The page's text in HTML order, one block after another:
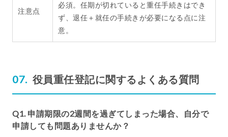
注意点
必須。任期が切れていると重任手続きはでき
ず、退任＋就任の手続きが必要になる点に注
意。
役員重任登記に関するよくある質問
Q1. 申請期限の2週間を過ぎてしまった場合、自分で
申請しても問題ありませんか？